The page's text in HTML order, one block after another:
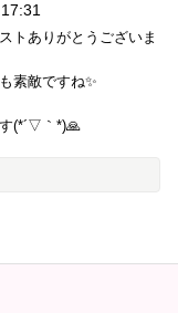
トありがとうございま
素敵ですね✨
(*´▽｀*)🙏